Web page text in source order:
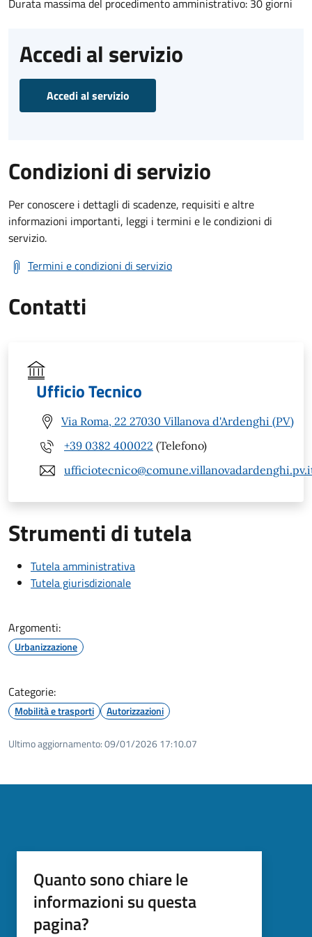
Accedi al servizio
Accedi al servizio
Condizioni di servizio
Per conoscere i dettagli di scadenze, requisiti e altre
informazioni importanti, leggi i termini e le condizioni di
servizio.
Termini e condizioni di servizio
Contatti
Ufficio Tecnico
Via Roma, 22 27030 Villanova d'Ardenghi (PV)
+39 0382 400022 (Telefono)
Strumenti di tutela
Tutela amministrativa
Tutela giurisdizionale
Argomenti:
Urbanizzazione
Categorie:
Mobilità e trasporti Autorizzazioni
Ultimo aggiornamento:09/01/2026 17:10.07
Quanto sono chiare le
informazioni su questa
pagina?